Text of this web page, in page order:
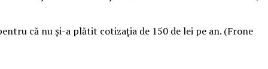
că nu şi-a plătit cotizaţia de 150 de lei pe an. (Frone